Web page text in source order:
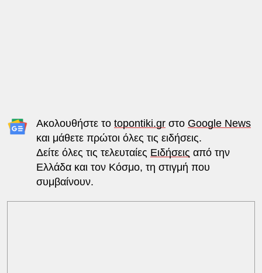
Ακολουθήστε το topontiki.grστο Google News
και μάθετε πρώτοι όλες τις ειδήσεις.
Δείτε όλες τις τελευταίες Ειδήσεις από την
Ελλάδα και τον Κόσμο, τη στιγμή που
συμβαίνουν.